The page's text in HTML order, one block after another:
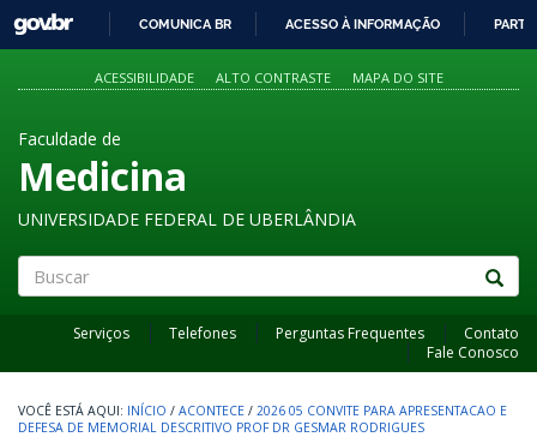
PARA
O
GOVBR
COMUNICA BR ACESSO À INFORMAÇÃO
ACESSIBILIDADE ALTO CONTRASTE MAPA DO SITE
Faculdade de
Medicina
UNIVERSIDADE FEDERAL DE UBERLÂNDIA
Serviços Telefones Perguntas Frequentes
Contato
Fale Conosco
INÍCIO / ACONTECE / 2026 05 CONVITE PARA APRESENTACAO E
DEFESA DE MEMORIAL DESCRITIVO PROF DR GESMAR RODRIGUES